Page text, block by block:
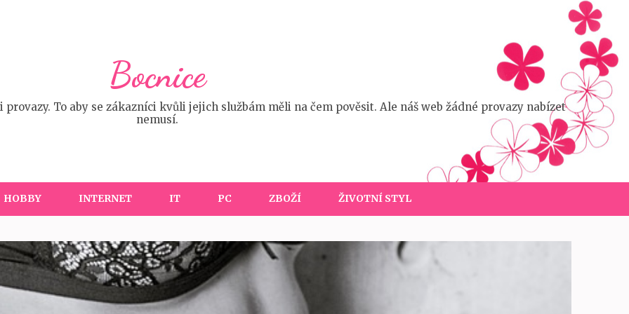
Bocnice
To aby se zákazníci kvůli jejich službám měli na čem pověsit. Ale náš web žádné provazy nabízet
nemusí.
HOBBY INTERNET IT PC ZBOŽÍ ŽIVOTNÍ STYL